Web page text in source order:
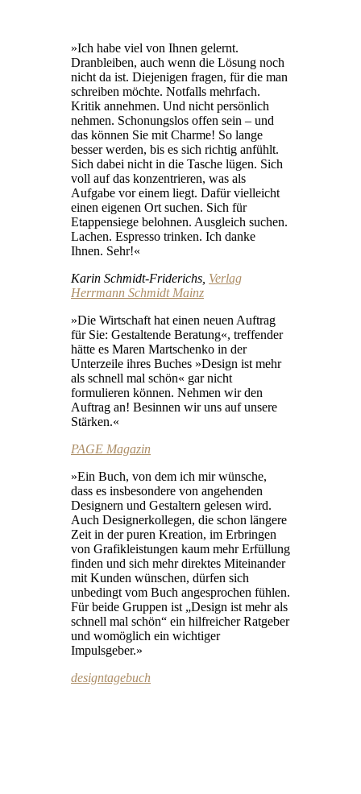
»Ich habe viel von Ihnen gelernt.
Dranbleiben, auch wenn die Lösung noch
nicht da ist. Diejenigen fragen, für die man
schreiben möchte. Notfalls mehrfach.
Kritik annehmen. Und nicht persönlich
nehmen. Schonungslos offen sein – und
das können Sie mit Charme! So lange
besser werden, bis es sich richtig anfühlt.
Sich dabei nicht in die Tasche lügen. Sich
voll auf das konzentrieren, was als
Aufgabe vor einem liegt. Dafür vielleicht
einen eigenen Ort suchen. Sich für
Etappensiege belohnen. Ausgleich suchen.
Lachen. Espresso trinken. Ich danke
Ihnen. Sehr!«
Karin Schmidt-Friderichs, Verlag
Herrmann Schmidt Mainz
»Die Wirtschaft hat einen neuen Auftrag
für Sie: ­Gestaltende Beratung«, treffender
hätte es Maren Martschenko in der
Unterzeile ihres Buches »Design ist mehr
als schnell mal schön« gar nicht
formulieren können. Nehmen wir den
Auftrag an! Besinnen wir uns auf unsere
Stärken.«
PAGE Magazin
»Ein Buch, von dem ich mir wünsche,
dass es insbesondere von angehenden
Designern und Gestaltern gelesen wird.
Auch Designerkollegen, die schon längere
Zeit in der puren Kreation, im Erbringen
von Grafikleistungen kaum mehr Erfüllung
finden und sich mehr direktes Miteinander
mit Kunden wünschen, dürfen sich
unbedingt vom Buch angesprochen fühlen.
Für beide Gruppen ist „Design ist mehr als
schnell mal schön“ ein hilfreicher Ratgeber
und womöglich ein wichtiger
Impulsgeber.»
designtagebuch